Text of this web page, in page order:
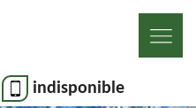
indisponible